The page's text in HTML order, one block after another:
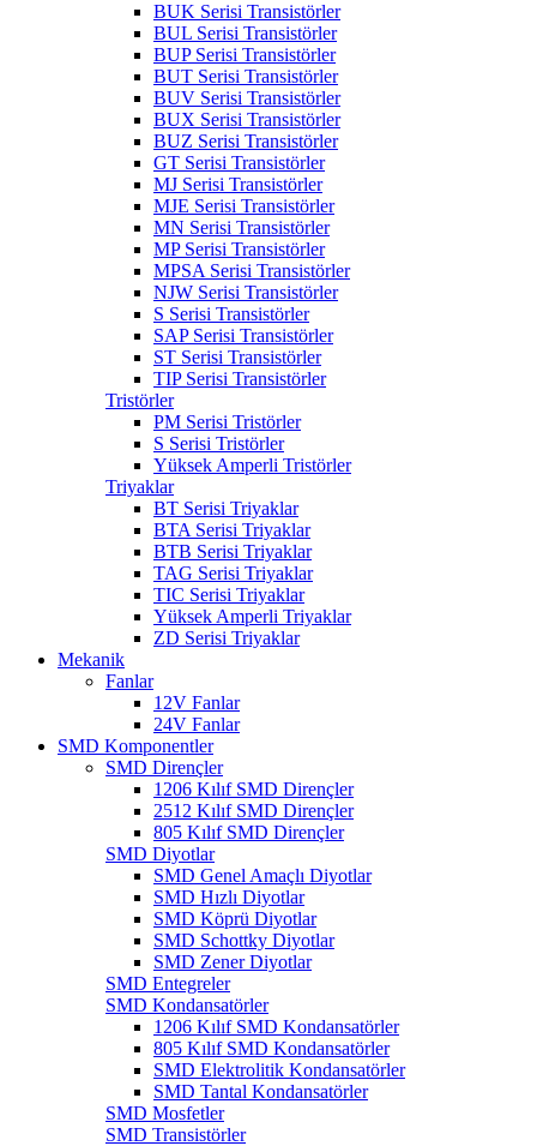
BUK Serisi Transistörler
BUL Serisi Transistörler
BUP Serisi Transistörler
BUT Serisi Transistörler
BUV Serisi Transistörler
BUX Serisi Transistörler
BUZ Serisi Transistörler
GT Serisi Transistörler
MJ Serisi Transistörler
MJE Serisi Transistörler
MN Serisi Transistörler
MP Serisi Transistörler
MPSA Serisi Transistörler
NJW Serisi Transistörler
S Serisi Transistörler
SAP Serisi Transistörler
ST Serisi Transistörler
TIP Serisi Transistörler
Tristörler
PM Serisi Tristörler
S Serisi Tristörler
Yüksek Amperli Tristörler
Triyaklar
BT Serisi Triyaklar
BTA Serisi Triyaklar
BTB Serisi Triyaklar
TAG Serisi Triyaklar
TIC Serisi Triyaklar
Yüksek Amperli Triyaklar
ZD Serisi Triyaklar
Mekanik
Fanlar
12V Fanlar
24V Fanlar
SMD Komponentler
SMD Dirençler
1206 Kılıf SMD Dirençler
2512 Kılıf SMD Dirençler
805 Kılıf SMD Dirençler
SMD Diyotlar
SMD Genel Amaçlı Diyotlar
SMD Hızlı Diyotlar
SMD Köprü Diyotlar
SMD Schottky Diyotlar
SMD Zener Diyotlar
SMD Entegreler
SMD Kondansatörler
1206 Kılıf SMD Kondansatörler
805 Kılıf SMD Kondansatörler
SMD Elektrolitik Kondansatörler
SMD Tantal Kondansatörler
SMD Mosfetler
SMD Transistörler